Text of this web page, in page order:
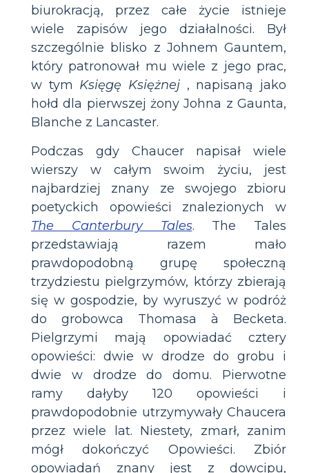
biurokracją, przez całe życie istnieje
wiele zapisów jego działalności. Był
szczególnie blisko z Johnem Gauntem,
który patronował mu wiele z jego prac,
w tym Księgę Księżnej , napisaną jako
hołd dla pierwszej żony Johna z Gaunta,
Blanche z Lancaster.
Podczas gdy Chaucer napisał wiele
wierszy w całym swoim życiu, jest
najbardziej znany ze swojego zbioru
poetyckich opowieści znalezionych w
The Canterbury Tales. The Tales
przedstawiają razem mało
prawdopodobną grupę społeczną
trzydziestu pielgrzymów, którzy zbierają
się w gospodzie, by wyruszyć w podróż
do grobowca Thomasa à Becketa.
Pielgrzymi mają opowiadać cztery
opowieści: dwie w drodze do grobu i
dwie w drodze do domu. Pierwotne
ramy dałyby 120 opowieści i
prawdopodobnie utrzymywały Chaucera
przez wiele lat. Niestety, zmarł, zanim
mógł dokończyć Opowieści. Zbiór
opowiadań znany jest z dowcipu,